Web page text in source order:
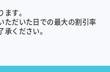
す。
ただいた日での最大の割引率
ください。